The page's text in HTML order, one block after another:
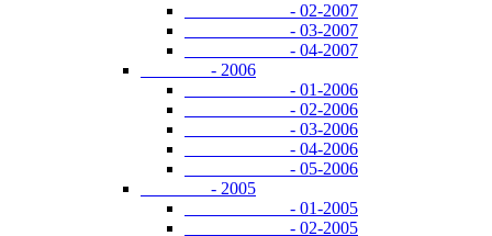
- 02-2007
- 03-2007
- 04-2007
- 2006
- 01-2006
- 02-2006
- 03-2006
- 04-2006
- 05-2006
- 2005
- 01-2005
- 02-2005